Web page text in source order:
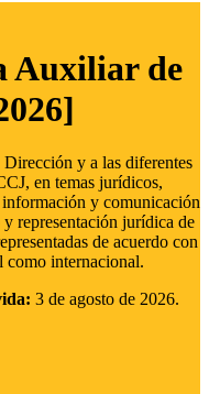
Auxiliar de
y a las diferentes
en temas jurídicos,
y comunicación
representación jurídica de
de acuerdo con
como internacional.
3 de agosto de 2026.